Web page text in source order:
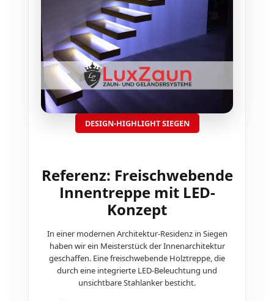
DESIGN-HIGHLIGHT SIEGEN
Referenz: Freischwebende
Innentreppe mit LED-
Konzept
In einer modernen Architektur-Residenz in Siegen
haben wir ein Meisterstück der Innenarchitektur
geschaffen. Eine freischwebende Holztreppe, die
durch eine integrierte LED-Beleuchtung und
unsichtbare Stahlanker besticht.